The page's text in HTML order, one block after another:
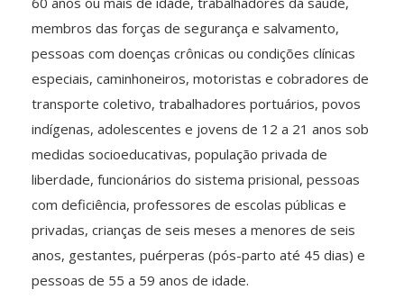
membros das forças de segurança e salvamento,
pessoas com doenças crônicas ou condições clínicas
especiais, caminhoneiros, motoristas e cobradores de
transporte coletivo, trabalhadores portuários, povos
indígenas, adolescentes e jovens de 12 a 21 anos sob
medidas socioeducativas, população privada de
liberdade, funcionários do sistema prisional, pessoas
com deficiência, professores de escolas públicas e
privadas, crianças de seis meses a menores de seis
anos, gestantes, puérperas (pós-parto até 45 dias) e
pessoas de 55 a 59 anos de idade.